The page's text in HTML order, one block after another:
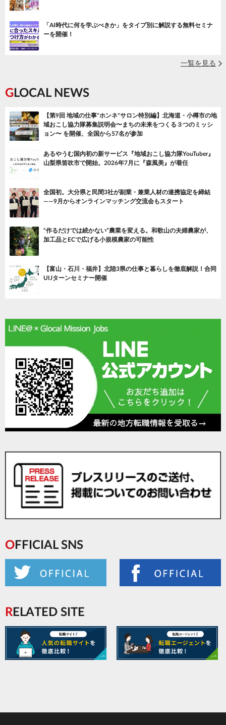
「AI時代に何を学ぶべきか」をタイプ別に解説する無料セミナ
ーを開催！
一覧を見る
GLOCAL NEWS
【第9回 地域の仕事"ホンネ"サロン特別編】北海道・小樽市の地
域おこし協力隊募集説明会〜まちの未来をつくる３つのミッシ
ョン〜 を開催、全国から57名が参加
あるやうむ国内初の新サービス『地域おこし協力隊YouTuber』
山梨県笛吹市で開始。2026年7月に『森風美』が着任
全国初。大分県と民間3社が副業・兼業人材の連携協定を締結
——9月からオンラインマッチング交流会もスタート
“作るだけでは続かない”農業を変える。和歌山の夫婦農家が、
加工品とECで広げる小規模農家の可能性
【富山・石川・福井】北陸3県の仕事と暮らしを徹底解説！合同
UIJターンセミナー開催
OFFICIAL SNS
RELATED SITE